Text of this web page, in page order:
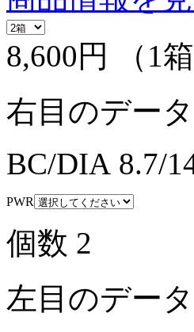
8,600円
（1
右目のデー
BC/DIA 8.7/
PWR
個数 2
左目のデー